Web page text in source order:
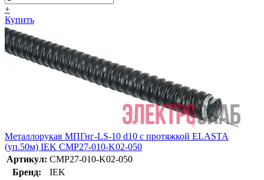
+
Купить
Металлорукав МПГнг-LS-10 d10 с протяжкой ELASTA
(уп.50м) IEK CMP27-010-K02-050
Артикул: CMP27-010-K02-050
Бренд:
IEK